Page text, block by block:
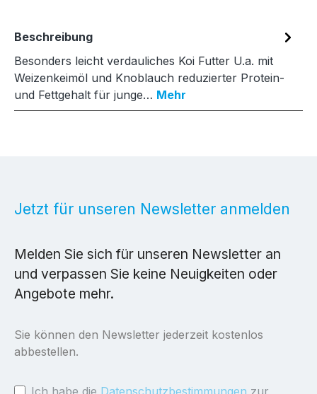
Beschreibung
Besonders leicht verdauliches Koi Futter U.a. mit
Weizenkeimöl und Knoblauch reduzierter Protein-
und Fettgehalt für junge… Mehr
Jetzt für unseren Newsletter anmelden
Melden Sie sich für unseren Newsletter an
und verpassen Sie keine Neuigkeiten oder
Angebote mehr.
Sie können den Newsletter jederzeit kostenlos
abbestellen.
Ich habe die Datenschutzbestimmungen zur